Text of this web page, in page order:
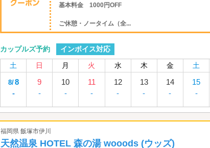
基本料金 1000円OFF
ご休憩・ノータイム（全...
カップルズ予約
インボイス対応
土
日 月 火 水 木 金 土
8/8
-
9
-
10
-
11
-
12
-
13
-
14
-
15
-
福岡県 飯塚市伊川
天然温泉 HOTEL 森の湯 wooods (ウッズ)